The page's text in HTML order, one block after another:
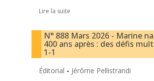
Lire la suite
N° 888 Mars 2026 - Marine
400 ans après : des défis
1-1
Éditorial - Jérôme Pellistrandi